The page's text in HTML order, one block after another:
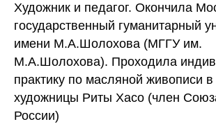
Художник и педагог. Окончила
государственный гуманитарный
имени М.А.Шолохова (МГГУ им.
М.А.Шолохова). Проходила
практику по масляной живописи в
художницы Риты Хасо (член
России)